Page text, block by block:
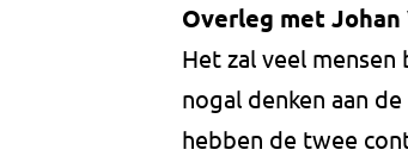
Overleg met
Het zal veel
nogal denken aan
hebben de twee